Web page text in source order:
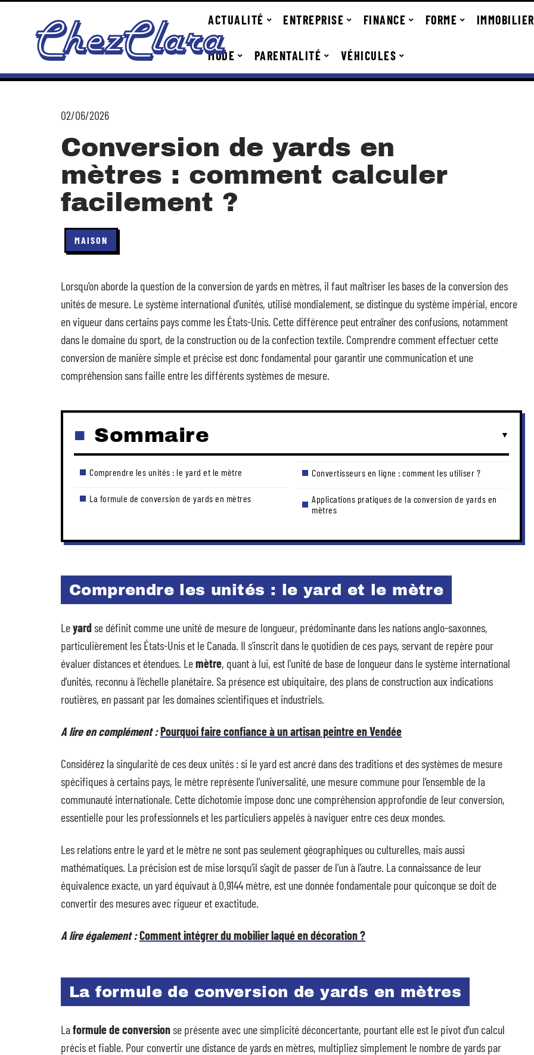
ACTUALITÉ ENTREPRISE FINANCE FORME IMMOBILIER
MODE PARENTALITÉ VÉHICULES
02/06/2026
Conversion de yards en
mètres : comment calculer
facilement ?
MAISON
Lorsqu’on aborde la question de la conversion de yards en mètres, il faut maîtriser les bases de la conversion des
unités de mesure. Le système international d’unités, utilisé mondialement, se distingue du système impérial, encore
en vigueur dans certains pays comme les États-Unis. Cette différence peut entraîner des confusions, notamment
dans le domaine du sport, de la construction ou de la confection textile. Comprendre comment effectuer cette
conversion de manière simple et précise est donc fondamental pour garantir une communication et une
compréhension sans faille entre les différents systèmes de mesure.
Sommaire
Comprendre les unités : le yard et le mètre
La formule de conversion de yards en mètres
Convertisseurs en ligne : comment les utiliser ?
Applications pratiques de la conversion de yards en
mètres
Comprendre les unités : le yard et le mètre
Leyardse définit comme une unité de mesure de longueur, prédominante dans les nations anglo-saxonnes,
particulièrement les États-Unis et le Canada. Il s’inscrit dans le quotidien de ces pays, servant de repère pour
évaluer distances et étendues. Lemètre, quant à lui, est l’unité de base de longueur dans le système international
d’unités, reconnu à l’échelle planétaire. Sa présence est ubiquitaire, des plans de construction aux indications
routières, en passant par les domaines scientifiques et industriels.
A lire en complément :Pourquoi faire confiance à un artisan peintre en Vendée
Considérez la singularité de ces deux unités : si le yard est ancré dans des traditions et des systèmes de mesure
spécifiques à certains pays, le mètre représente l’universalité, une mesure commune pour l’ensemble de la
communauté internationale. Cette dichotomie impose donc une compréhension approfondie de leur conversion,
essentielle pour les professionnels et les particuliers appelés à naviguer entre ces deux mondes.
Les relations entre le yard et le mètre ne sont pas seulement géographiques ou culturelles, mais aussi
mathématiques. La précision est de mise lorsqu’il s’agit de passer de l’un à l’autre. La connaissance de leur
équivalence exacte, un yard équivaut à 0,9144 mètre, est une donnée fondamentale pour quiconque se doit de
convertir des mesures avec rigueur et exactitude.
A lire également :Comment intégrer du mobilier laqué en décoration ?
La formule de conversion de yards en mètres
Laformule de conversionse présente avec une simplicité déconcertante, pourtant elle est le pivot d’un calcul
précis et fiable. Pour convertir une distance de yards en mètres, multipliez simplement le nombre de yards par